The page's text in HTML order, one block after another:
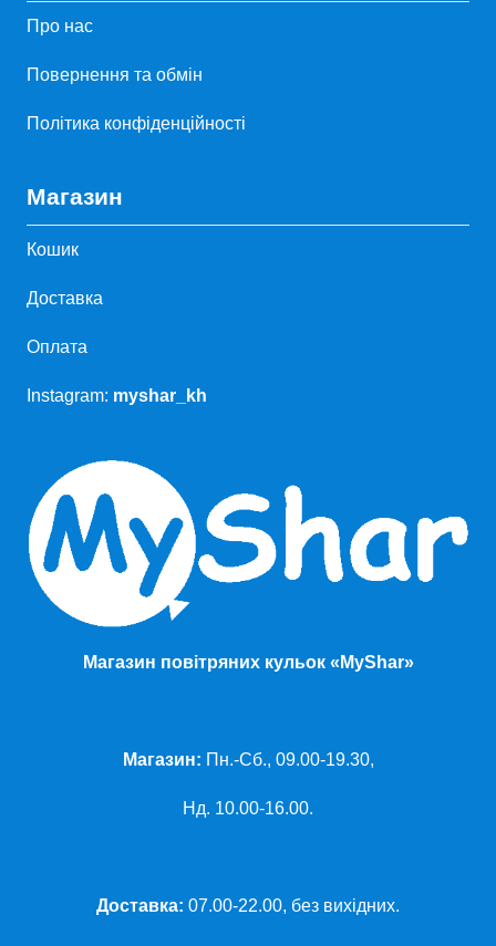
Про нас
Повернення та обмін
Політика конфіденційності
Магазин
Кошик
Доставка
Оплата
Instagram: myshar_kh
Магазин повітряних кульок «MyShar»
Магазин: Пн.-Сб., 09.00-19.30,
Нд. 10.00-16.00.
Доставка: 07.00-22.00, без вихідних.